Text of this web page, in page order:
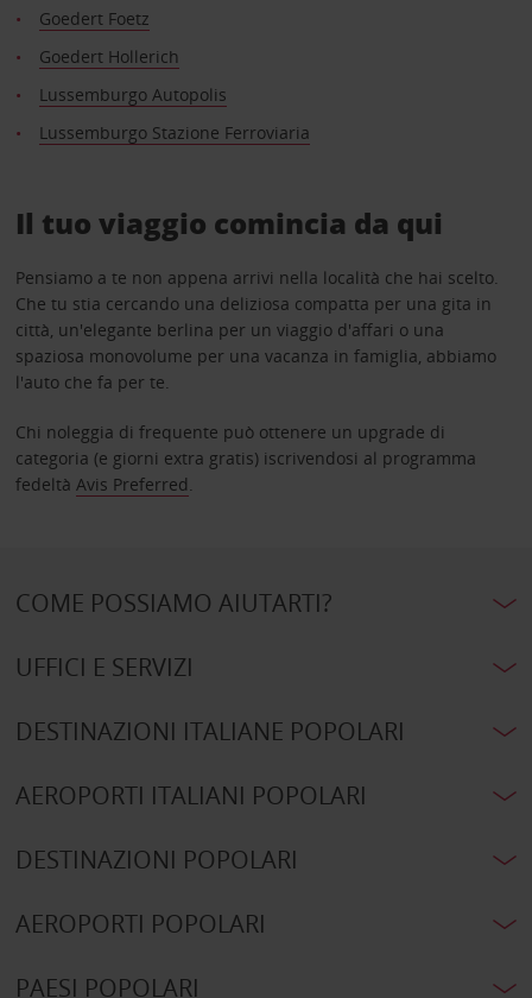
Goedert Foetz
Goedert Hollerich
Lussemburgo Autopolis
Lussemburgo Stazione Ferroviaria
Il tuo viaggio comincia da qui
Pensiamo a te non appena arrivi nella località che hai scelto.
Che tu stia cercando una deliziosa compatta per una gita in
città, un'elegante berlina per un viaggio d'affari o una
spaziosa monovolume per una vacanza in famiglia, abbiamo
l'auto che fa per te.
Chi noleggia di frequente può ottenere un upgrade di
categoria (e giorni extra gratis) iscrivendosi al programma
fedeltà Avis Preferred.
COME POSSIAMO AIUTARTI?
UFFICI E SERVIZI
DESTINAZIONI ITALIANE POPOLARI
AEROPORTI ITALIANI POPOLARI
DESTINAZIONI POPOLARI
AEROPORTI POPOLARI
PAESI POPOLARI